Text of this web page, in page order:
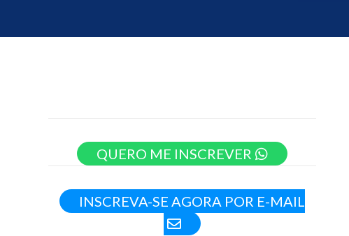
QUERO ME INSCREVER
INSCREVA-SE AGORA POR E-MAIL